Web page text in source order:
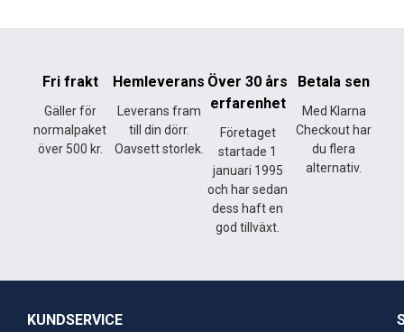
Fri frakt
Gäller för
normalpaket
över 500 kr.
Hemleverans
Leverans fram
till din dörr.
Oavsett storlek.
Över 30 års
erfarenhet
Företaget
startade 1
januari 1995
och har sedan
dess haft en
god tillväxt.
Betala sen
Med Klarna
Checkout har
du flera
alternativ.
KUNDSERVICE